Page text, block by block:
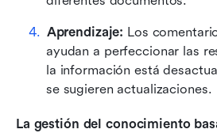
Aprendizaje: Los
ayudan a perfeccionar las
la información está
se sugieren actualizaciones.
La gestión del conocimiento